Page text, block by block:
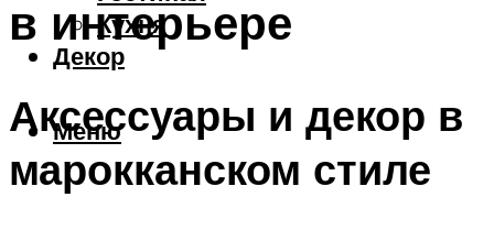
Кухня
Декор
Меню
в интерьере
Аксессуары и декор в
марокканском стиле